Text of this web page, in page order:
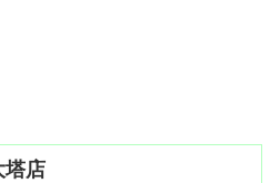
塔店